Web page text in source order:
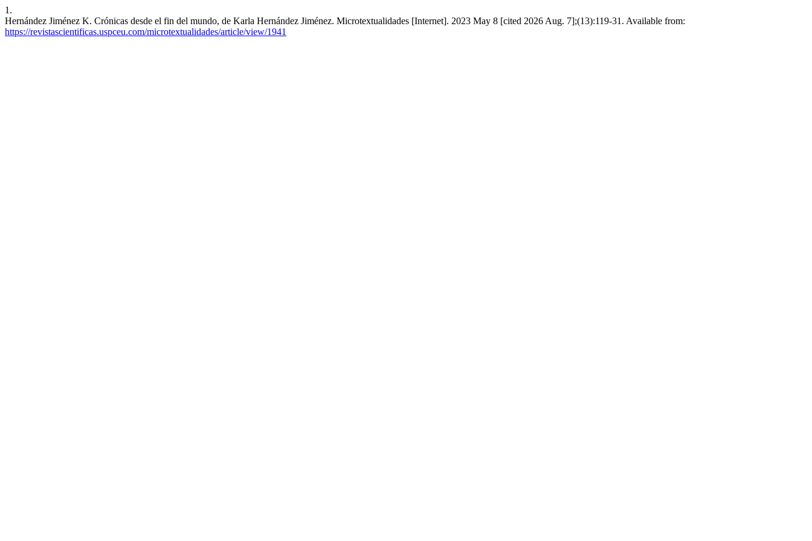
1.
Hernández Jiménez K. Crónicas desde el fin del mundo, de Karla Hernández Jiménez. Microtextualidades [Internet]. 2023 May 8 [cited 2026 Aug. 7];(13):119-31. Available from:
https://revistascientificas.uspceu.com/microtextualidades/article/view/1941